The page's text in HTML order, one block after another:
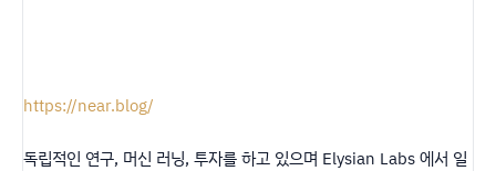
https://near.blog/
독립적인 연구, 머신 러닝, 투자를 하고 있으며 Elysian Labs 에서 일